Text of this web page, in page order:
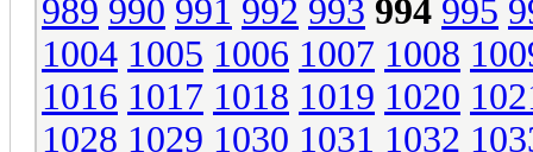
989 990 991 992 993 994 995
1004 1005 1006 1007 1008
1016 1017 1018 1019 1020
1028 1029 1030 1031 1032